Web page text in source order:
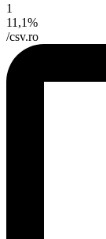
1
11,1%
/csv.ro